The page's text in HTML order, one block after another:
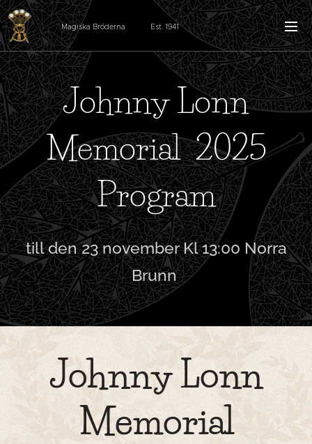
Magiska Bröderna Est. 1941
Johnny Lonn
Memorial 2025
Program
till den 23 november Kl 13:00 Norra
Brunn
Johnny Lonn
Memorial